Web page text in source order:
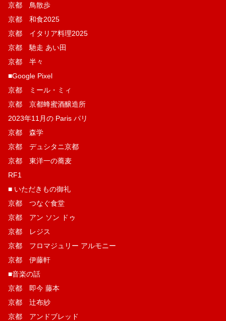
京都 鳥散歩
京都 和食2025
京都 イタリア料理2025
京都 馳走 あい田
京都 半々
■Google Pixel
京都 ミール・ミィ
京都 京都蜂蜜酒醸造所
2023年11月の Paris パリ
京都 森学
京都 デュシタニ京都
京都 東洋一の蕎麦
RF1
■ いただきもの御礼
京都 つなぐ食堂
京都 アン ソン ドゥ
京都 レジス
京都 フロマジュリー アルモニー
京都 伊藤軒
■音楽の話
京都 即今 藤本
京都 辻布紗
京都 アンドブレッド